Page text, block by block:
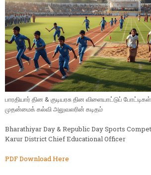
பாரதியார் தின & குடியரசு தின விளையாட்டுப்
முதன்மைக் கல்வி அலுவலரின் கடிதம்
Bharathiyar Day & Republic Day Sports
Karur District Chief Educational Officer
PDF Download Here